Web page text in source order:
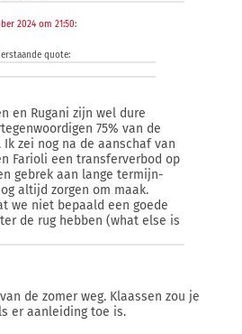
2024 om 21:50:
quote:
en Rugani zijn wel dure
75% van de
zei nog na de aanschaf van
Farioli een transferverbod op
gebrek aan lange termijn-
altijd zorgen om maak.
we niet bepaald een goede
de rug hebben (what else is
de zomer weg. Klaassen zou je
er aanleiding toe is.